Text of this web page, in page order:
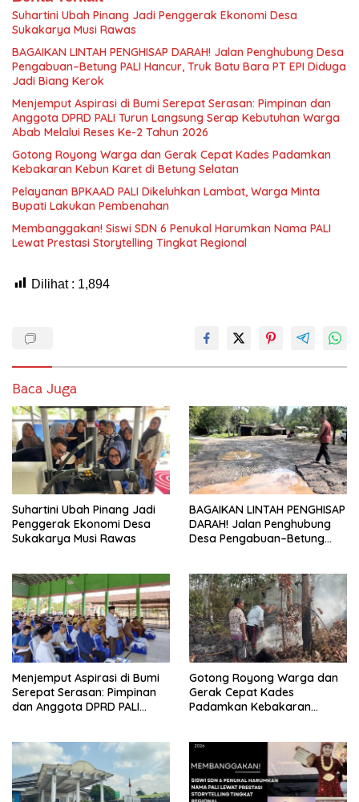
Suhartini Ubah Pinang Jadi Penggerak Ekonomi Desa
Sukakarya Musi Rawas
BAGAIKAN LINTAH PENGHISAP DARAH! Jalan Penghubung Desa
Pengabuan–Betung PALI Hancur, Truk Batu Bara PT EPI Diduga
Jadi Biang Kerok
Menjemput Aspirasi di Bumi Serepat Serasan: Pimpinan dan
Anggota DPRD PALI Turun Langsung Serap Kebutuhan Warga
Abab Melalui Reses Ke-2 Tahun 2026
Gotong Royong Warga dan Gerak Cepat Kades Padamkan
Kebakaran Kebun Karet di Betung Selatan
Pelayanan BPKAAD PALI Dikeluhkan Lambat, Warga Minta
Bupati Lakukan Pembenahan
Membanggakan! Siswi SDN 6 Penukal Harumkan Nama PALI
Lewat Prestasi Storytelling Tingkat Regional
Dilihat : 1,894
Baca Juga
Suhartini Ubah Pinang Jadi
Penggerak Ekonomi Desa
Sukakarya Musi Rawas
BAGAIKAN LINTAH PENGHISAP
DARAH! Jalan Penghubung
Desa Pengabuan–Betung
Kerok
Menjemput Aspirasi di Bumi
Serepat Serasan: Pimpinan
dan Anggota DPRD PALI
Melalui Reses Ke-2 Tahun
2026
Gotong Royong Warga dan
Gerak Cepat Kades
Padamkan Kebakaran